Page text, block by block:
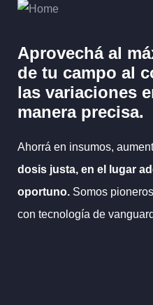
Aprovechá al
de tu campo al
las variaciones
manera precisa.
Ahorrá en insumos,
dosis justa, en el lugar
oportuno. Somos
con tecnología de